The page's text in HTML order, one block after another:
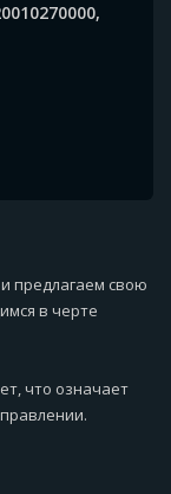
предлагаем свою
в черте
что означает